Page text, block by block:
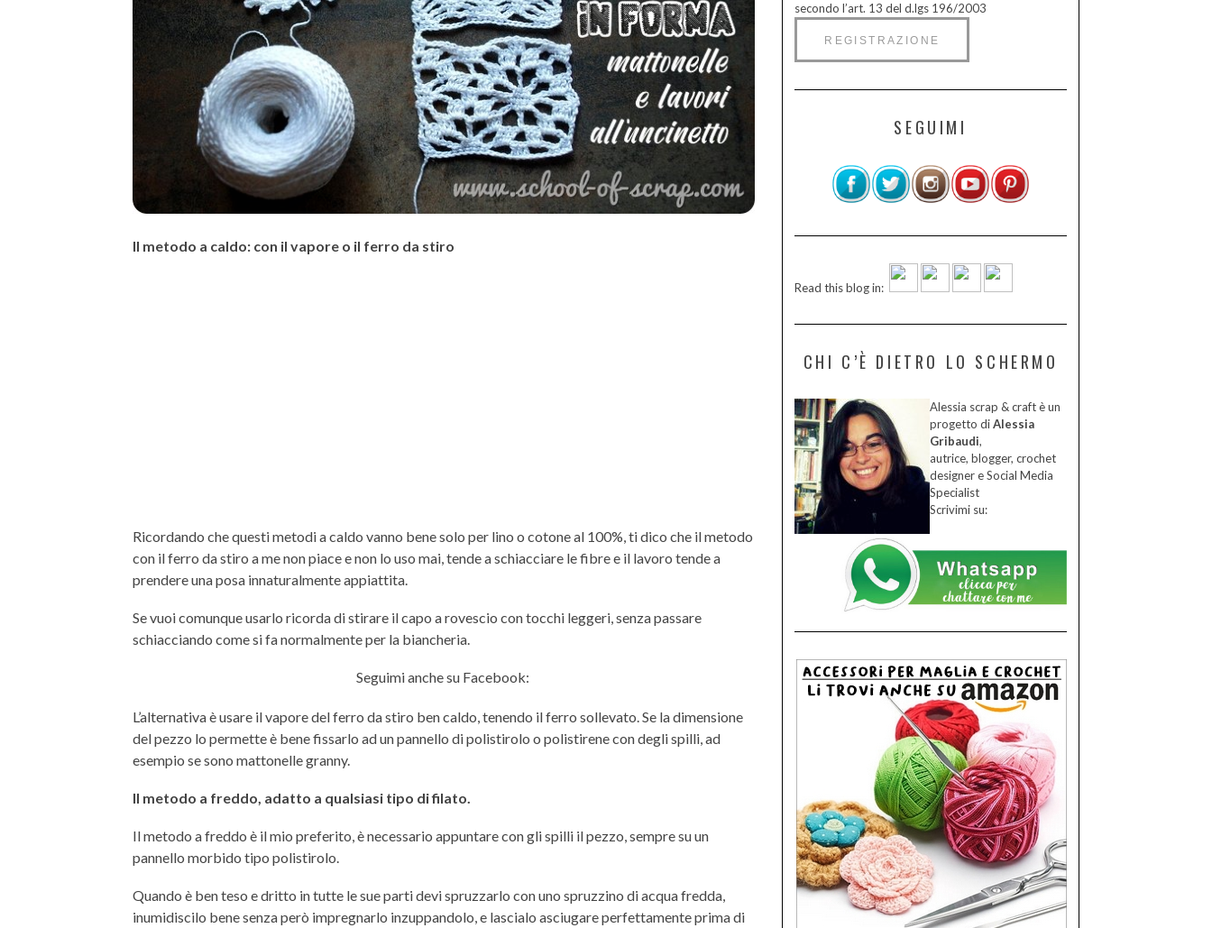
Il metodo a caldo: con il vapore o il ferro da stiro
Ricordando che questi metodi a caldo vanno bene solo per lino o cotone al 100%, ti dico che il metodo
con il ferro da stiro a me non piace e non lo uso mai, tende a schiacciare le fibre e il lavoro tende a
prendere una posa innaturalmente appiattita.
Se vuoi comunque usarlo ricorda di stirare il capo a rovescio con tocchi leggeri, senza passare
schiacciando come si fa normalmente per la biancheria.
Seguimi anche su Facebook:
L’alternativa è usare il vapore del ferro da stiro ben caldo, tenendo il ferro sollevato. Se la dimensione
del pezzo lo permette è bene fissarlo ad un pannello di polistirolo o polistirene con degli spilli, ad
esempio se sono mattonelle granny.
Il metodo a freddo, adatto a qualsiasi tipo di filato.
Il metodo a freddo è il mio preferito, è necessario appuntare con gli spilli il pezzo, sempre su un
pannello morbido tipo polistirolo.
Quando è ben teso e dritto in tutte le sue parti devi spruzzarlo con uno spruzzino di acqua fredda,
inumidiscilo bene senza però impregnarlo inzuppandolo, e lascialo asciugare perfettamente prima di
secondo l’art. 13 del d.lgs 196/2003
SEGUIMI
Read this blog in:
CHI C’È DIETRO LO SCHERMO
Alessia scrap & craft è un
progetto diAlessia
Gribaudi,
autrice, blogger, crochet
designer e Social Media
Specialist
Scrivimi su: